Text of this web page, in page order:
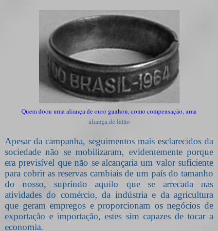
Quem doou uma aliança de ouro ganhou, como compensação, uma
aliança de latão
Apesar da campanha, seguimentos mais esclarecidos da
sociedade não se mobilizaram, evidentemente porque
era previsível que não se alcançaria um valor suficiente
para cobrir as reservas cambiais de um país do tamanho
do nosso, suprindo aquilo que se arrecada nas
atividades do comércio, da indústria e da agricultura
que geram empregos e proporcionam os negócios de
exportação e importação, estes sim capazes de tocar a
economia.